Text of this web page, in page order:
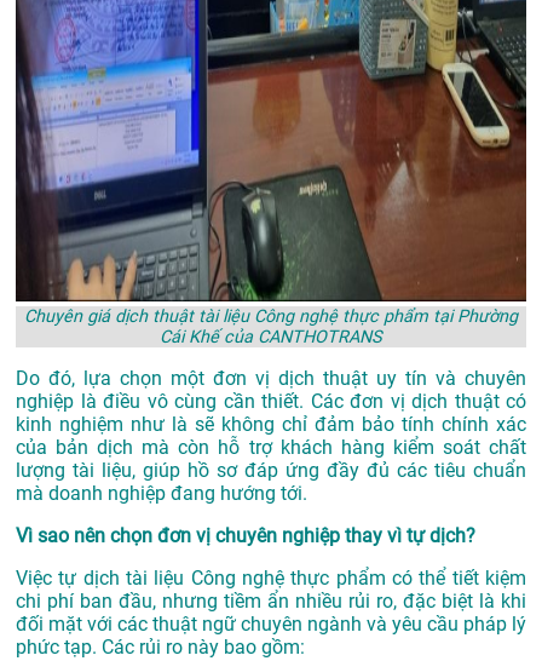
Chuyên giá dịch thuật tài liệu Công nghệ thực phẩm tại Phường
Cái Khế của CANTHOTRANS
Do đó, lựa chọn một đơn vị dịch thuật uy tín và chuyên
nghiệp là điều vô cùng cần thiết. Các đơn vị dịch thuật có
kinh nghiệm như là sẽ không chỉ đảm bảo tính chính xác
của bản dịch mà còn hỗ trợ khách hàng kiểm soát chất
lượng tài liệu, giúp hồ sơ đáp ứng đầy đủ các tiêu chuẩn
mà doanh nghiệp đang hướng tới.
Vì sao nên chọn đơn vị chuyên nghiệp thay vì tự dịch?
Việc tự dịch tài liệu Công nghệ thực phẩm có thể tiết kiệm
chi phí ban đầu, nhưng tiềm ẩn nhiều rủi ro, đặc biệt là khi
đối mặt với các thuật ngữ chuyên ngành và yêu cầu pháp lý
phức tạp. Các rủi ro này bao gồm: